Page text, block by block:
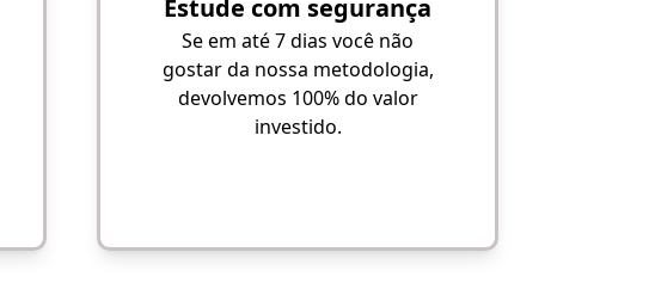
Estude com segurança
Se em até 7 dias você não
gostar da nossa metodologia,
devolvemos 100% do valor
investido.